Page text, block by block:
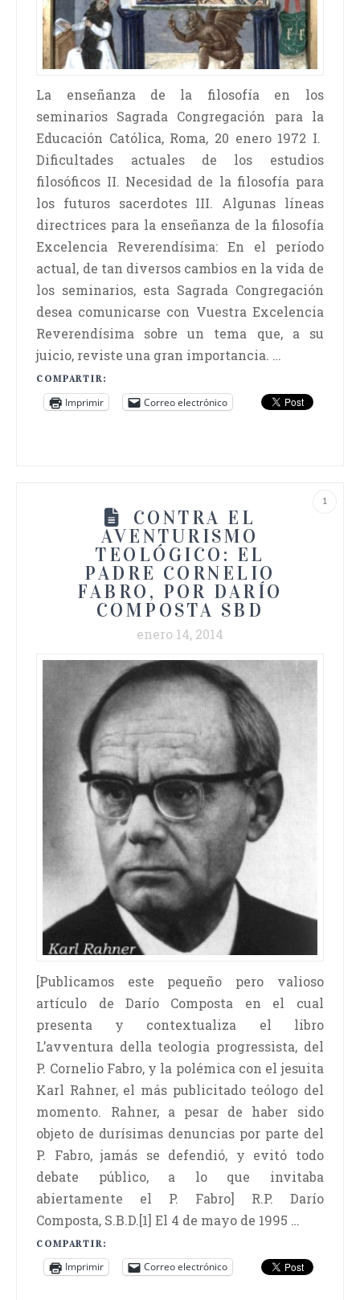
La enseñanza de la filosofía en los
seminarios Sagrada Congregación para la
Educación Católica, Roma, 20 enero 1972 I.
Dificultades actuales de los estudios
filosóficos II. Necesidad de la filosofía para
los futuros sacerdotes III. Algunas líneas
directrices para la enseñanza de la filosofía
Excelencia Reverendísima: En el período
actual, de tan diversos cambios en la vida de
los seminarios, esta Sagrada Congregación
desea comunicarse con Vuestra Excelencia
Reverendísima sobre un tema que, a su
juicio, reviste una gran importancia. …
COMPARTIR:
Imprimir Correo electrónico
1
CONTRA EL
AVENTURISMO
TEOLÓGICO: EL
PADRE CORNELIO
FABRO, POR DARÍO
COMPOSTA SBD
enero 14, 2014
[Publicamos este pequeño pero valioso
artículo de Darío Composta en el cual
presenta y contextualiza el libro
L’avventura della teologia progressista, del
P. Cornelio Fabro, y la polémica con el jesuita
Karl Rahner, el más publicitado teólogo del
momento. Rahner, a pesar de haber sido
objeto de durísimas denuncias por parte del
P. Fabro, jamás se defendió, y evitó todo
debate público, a lo que invitaba
abiertamente el P. Fabro] R.P. Darío
Composta, S.B.D.[1] El 4 de mayo de 1995 …
COMPARTIR:
Imprimir Correo electrónico